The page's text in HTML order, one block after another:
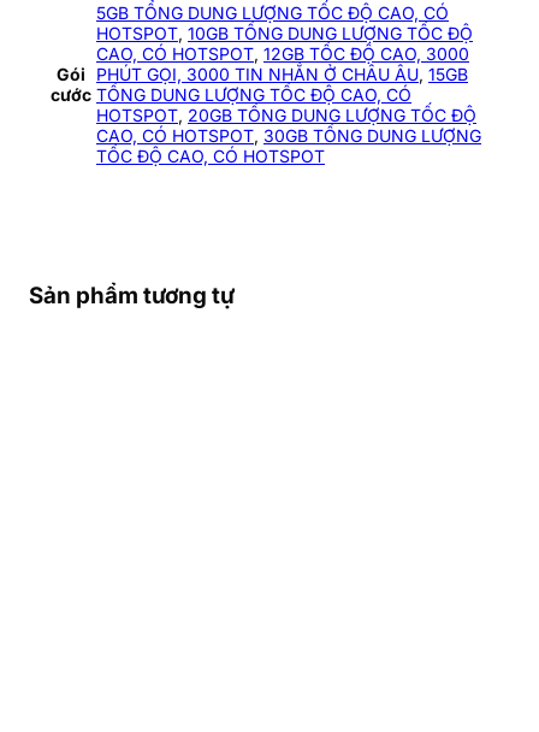
Gói
cước
5GB TỔNG DUNG LƯỢNG TỐC ĐỘ CAO, CÓ
HOTSPOT, 10GB TỔNG DUNG LƯỢNG TỐC ĐỘ
CAO, CÓ HOTSPOT, 12GB TỐC ĐỘ CAO, 3000
PHÚT GỌI, 3000 TIN NHẮN Ở CHÂU ÂU, 15GB
TỔNG DUNG LƯỢNG TỐC ĐỘ CAO, CÓ
HOTSPOT, 20GB TỔNG DUNG LƯỢNG TỐC ĐỘ
CAO, CÓ HOTSPOT, 30GB TỔNG DUNG LƯỢNG
TỐC ĐỘ CAO, CÓ HOTSPOT
Sản phẩm tương tự